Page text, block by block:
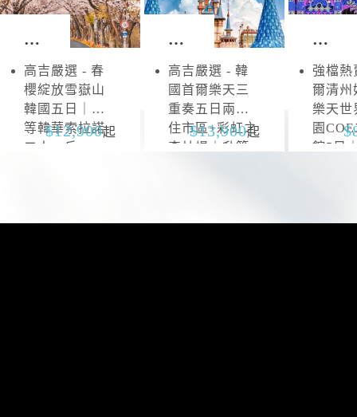
首
雪
嶽
山
高吉嚴選 - 春
櫻綻放雪嶽山
韓國五日｜升
等韓華索拉諾
二人一戶
12,900起
首
抱
川
高吉嚴選 - 韓
國首爾樂天三
重奏五日兩晚
住市區+彩虹之
森片場｜升等
13,900起
首
強檔熱
爾清州
樂天世
園
館5日